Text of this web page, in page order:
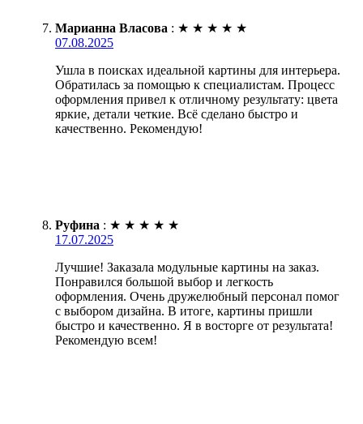
Марианна Власова : ★ ★ ★ ★ ★
07.08.2025
Ушла в поисках идеальной картины для интерьера.
Обратилась за помощью к специалистам. Процесс
оформления привел к отличному результату: цвета
яркие, детали четкие. Всё сделано быстро и
качественно. Рекомендую!
Руфина : ★ ★ ★ ★ ★
17.07.2025
Лучшие! Заказала модульные картины на заказ.
Понравился большой выбор и легкость
оформления. Очень дружелюбный персонал помог
с выбором дизайна. В итоге, картины пришли
быстро и качественно. Я в восторге от результата!
Рекомендую всем!